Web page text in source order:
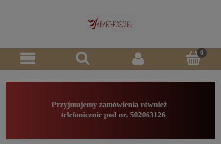
Przyjmujemy zamówienia również
telefonicznie pod nr. 502063126